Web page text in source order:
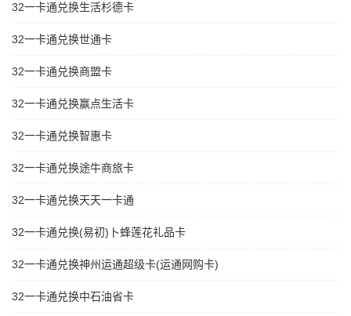
32一卡通兑换生活杉德卡
32一卡通兑换世通卡
32一卡通兑换商盟卡
32一卡通兑换赢点生活卡
32一卡通兑换智惠卡
32一卡通兑换途牛商旅卡
32一卡通兑换天天一卡通
32一卡通兑换(易初)卜蜂莲花礼品卡
32一卡通兑换神州运通超级卡(运通网购卡)
32一卡通兑换中石油省卡